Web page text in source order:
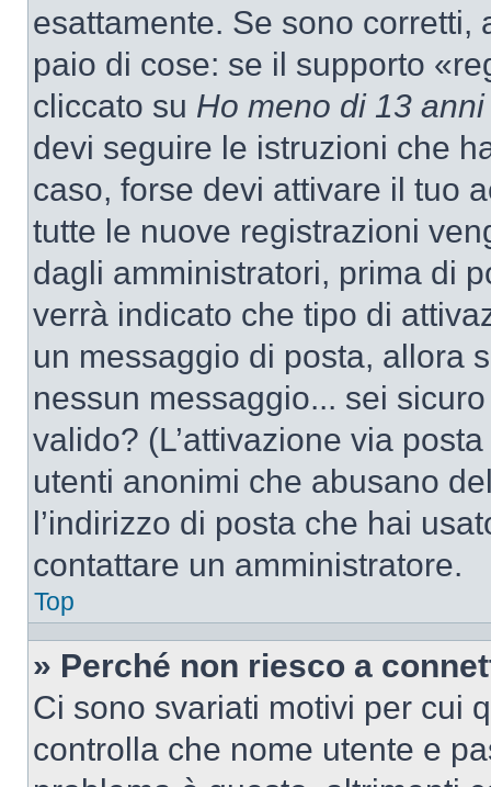
esattamente. Se sono
paio di cose: se il supporto
cliccato su Ho meno di 13 anni
devi seguire le istruzioni che
caso, forse devi attivare il tuo
tutte le nuove registrazioni
dagli amministratori, prima di
verrà indicato che tipo di
un messaggio di posta, allora
nessun messaggio... sei
valido? (L’attivazione via
utenti anonimi che abusano
l’indirizzo di posta che hai
contattare un amministratore.
Top
» Perché non riesco a
Ci sono svariati motivi per cui
controlla che nome utente e